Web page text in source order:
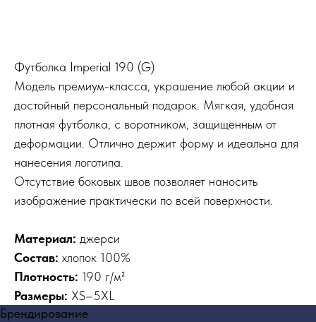
Футболка Imperial 190 (G)
Модель премиум-класса, украшение любой акции и
достойный персональный подарок. Мягкая, удобная
плотная футболка, с воротником, защищенным от
деформации. Отлично держит форму и идеальна для
нанесения логотипа.
Отсутствие боковых швов позволяет наносить
изображение практически по всей поверхности.
Материал: джерси
Состав: хлопок 100%
Плотность: 190 г/м²
Размеры: XS–5XL
Брендирование